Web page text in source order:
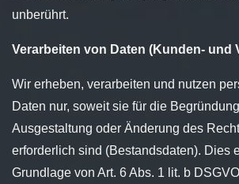
unberührt.
Verarbeiten von Daten (Kunden- und
Wir erheben, verarbeiten und nutzen
Daten nur, soweit sie für die
Ausgestaltung oder Änderung des
erforderlich sind (Bestandsdaten). Dies
Grundlage von Art. 6 Abs. 1 lit. b